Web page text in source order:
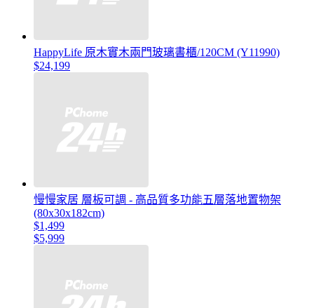
HappyLife 原木實木兩門玻璃書櫃/120CM (Y11990)
$24,199
慢慢家居 層板可調 - 高品質多功能五層落地置物架
(80x30x182cm)
$1,499
$5,999